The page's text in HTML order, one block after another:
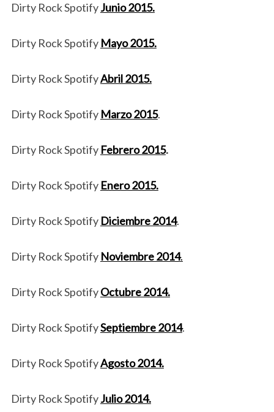
Dirty Rock SpotifyJunio 2015.
Dirty Rock Spotify Mayo 2015.
Dirty Rock SpotifyAbril 2015.
Dirty Rock Spotify Marzo 2015.
Dirty Rock Spotify Febrero 2015.
Dirty Rock Spotify Enero 2015.
Dirty Rock Spotify Diciembre 2014.
Dirty Rock Spotify Noviembre 2014.
Dirty Rock SpotifyOctubre 2014.
Dirty Rock SpotifySeptiembre 2014.
Dirty Rock SpotifyAgosto 2014.
Dirty Rock SpotifyJulio 2014.